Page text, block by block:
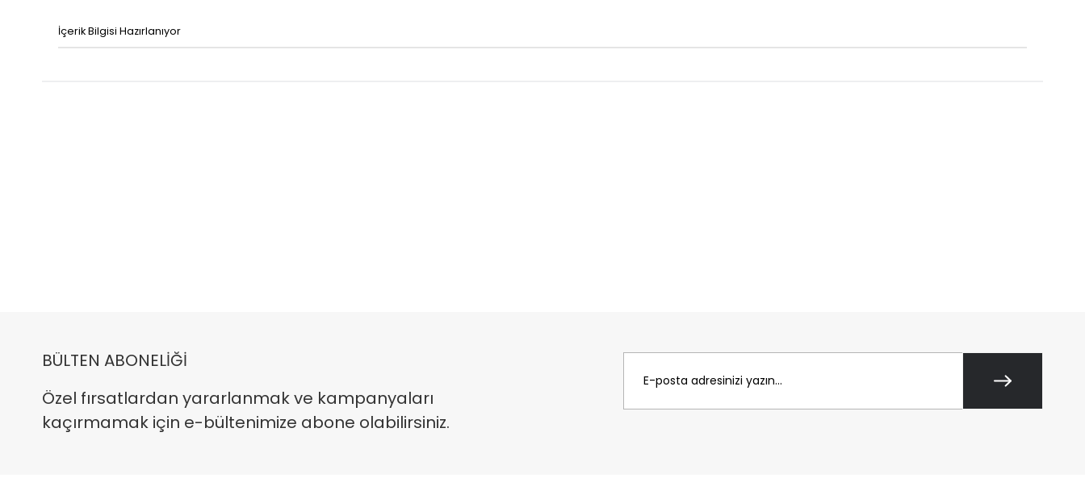
İçerik Bilgisi Hazırlanıyor
BÜLTEN ABONELİĞİ
Özel fırsatlardan yararlanmak ve kampanyaları
kaçırmamak için e-bültenimize abone olabilirsiniz.